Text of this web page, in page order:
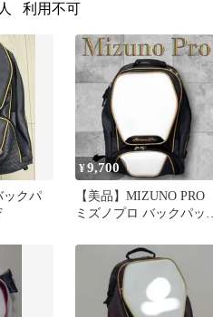
利用不可
ックパ
¥9,700
【美品】MIZUNO PRO
ミズノプロ バックパック